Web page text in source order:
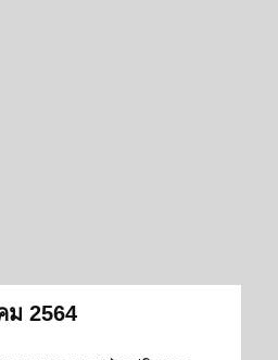
ม 2564